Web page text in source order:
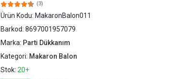
(3)
Ürün Kodu: MakaronBalon011
Barkod: 8697001957079
Marka: Parti Dükkanım
Kategori: Makaron Balon
Stok: 20+